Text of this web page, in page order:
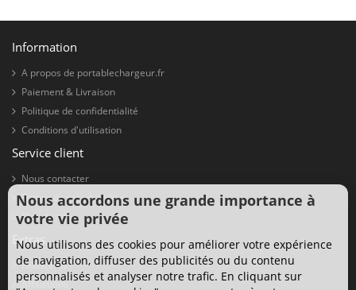
Information
A propos de portablechargeur.fr
Paiement & Livraison
Politique de confidentialité
Conditions d'utilisation
Service client
Nous contacter
Retour de marchandise
Plan du site
Extras
Fabricants
Affiliations
Nous accordons une grande importance à
votre vie privée
Nous utilisons des cookies pour améliorer votre expérience
de navigation, diffuser des publicités ou du contenu
personnalisés et analyser notre trafic. En cliquant sur